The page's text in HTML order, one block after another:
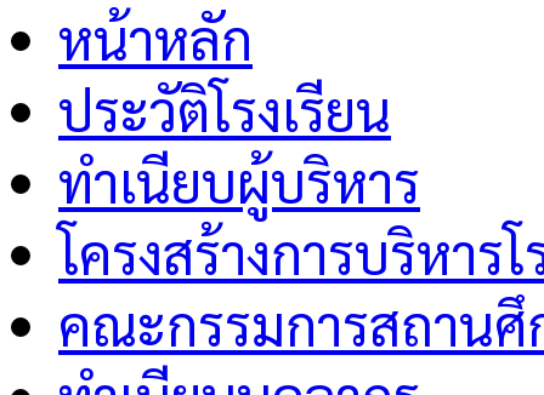
หน้าหลัก
ประวัติโรงเรียน
ทำเนียบผู้บริหาร
โครงสร้างการบริหารโ
คณะกรรมการสถาน